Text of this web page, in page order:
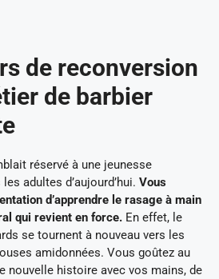
de reconversion
de barbier
réservé à une jeunesse
adultes d’aujourd’hui. Vous
d’apprendre le rasage à main
qui revient en force. En effet, le
se tournent à nouveau vers les
amidonnées. Vous goûtez au
nouvelle histoire avec vos mains, de